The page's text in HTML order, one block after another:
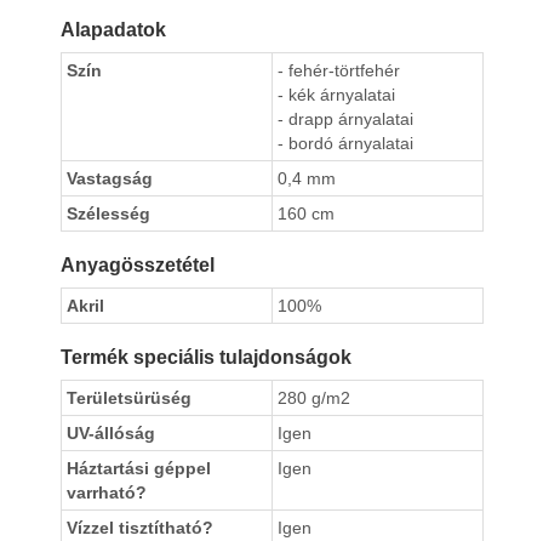
Alapadatok
Szín
- fehér-törtfehér
- kék árnyalatai
- drapp árnyalatai
- bordó árnyalatai
Vastagság
0,4 mm
Szélesség
160 cm
Anyagösszetétel
Akril 100%
Termék speciális tulajdonságok
Területsürüség
280 g/m2
UV-állóság
Igen
Háztartási géppel
varrható?
Igen
Vízzel tisztítható? Igen